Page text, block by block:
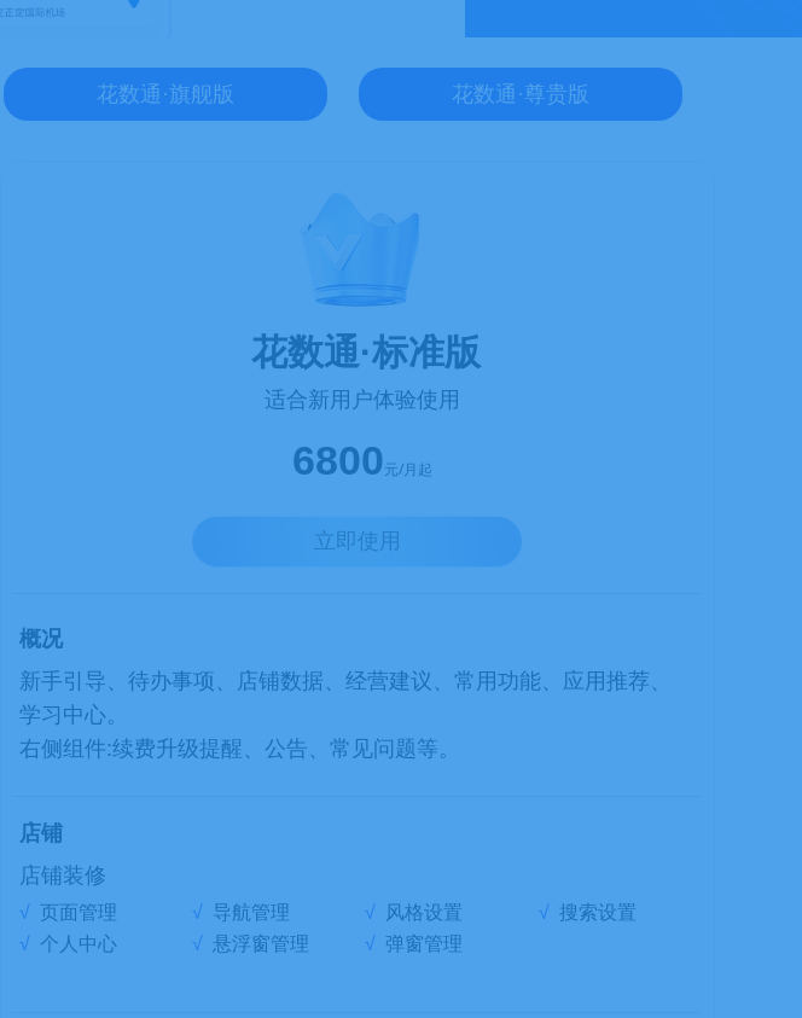
花数通·标准版
适合新用户体验使用
6800元/月起
立即使用
概况
新手引导、待办事项、店铺数据、经营建议、常用功能、应用推荐、
学习中心。
右侧组件:续费升级提醒、公告、常见问题等。
店铺
店铺装修
√ 页面管理 √ 导航管理 √ 风格设置 √ 搜索设置
√ 个人中心 √ 悬浮窗管理 √ 弹窗管理
花数通·旗舰版 花数通·尊贵版